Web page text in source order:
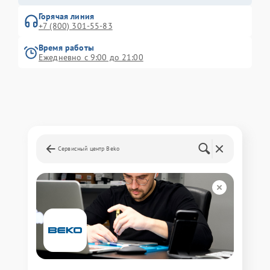
Горячая линия
+7 (800) 301-55-83
Время работы
Ежедневно с 9:00 до 21:00
Сервисный центр Beko